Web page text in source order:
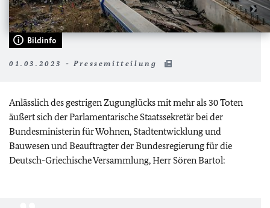
Bildinfo
01.03.2023 - Pressemitteilung
Anlässlich des gestrigen Zugunglücks mit mehr als 30 Toten
äußert sich der Parlamentarische Staatssekretär bei der
Bundesministerin für Wohnen, Stadtentwicklung und
Bauwesen und Beauftragter der Bundesregierung für die
Deutsch-Griechische Versammlung, Herr Sören Bartol: